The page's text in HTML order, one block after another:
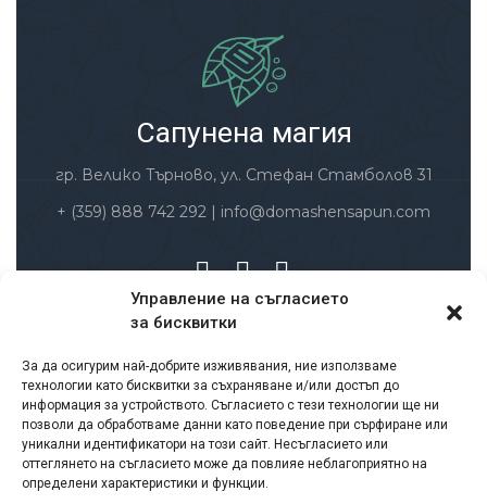
Управление на съгласието
за бисквитки
За да осигурим най-добрите изживявания, ние използваме
технологии като бисквитки за съхраняване и/или достъп до
информация за устройството. Съгласието с тези технологии ще ни
позволи да обработваме данни като поведение при сърфиране или
уникални идентификатори на този сайт. Несъгласието или
оттеглянето на съгласието може да повлияе неблагоприятно на
определени характеристики и функции.
Сапунена магия
гр. Велико Търново, ул. Стефан Стамболов 31
+ (359) 888 742 292 | info@domashensapun.com
Заплащане и доставка
Условия за ползване
Политика за защита на личните данни
Политика за връщане и възстановяване на
суми